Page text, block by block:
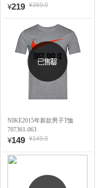
¥219 ¥369.0
NIKE2015年新款男子T恤
707361-063
¥149 ¥149.0